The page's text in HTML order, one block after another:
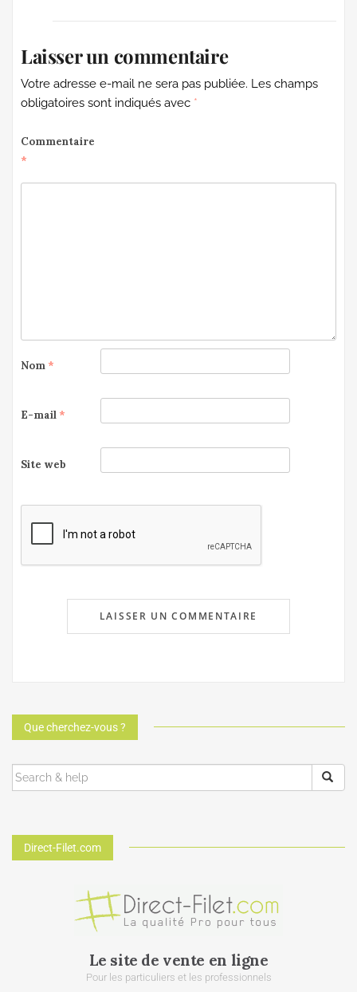
Laisser un commentaire
Votre adresse e-mail ne sera pas publiée. Les champs
obligatoires sont indiqués avec *
Commentaire
*
Nom *
E-mail *
Site web
Que cherchez-vous ?
Direct-Filet.com
Le site de vente en ligne
Pour les particuliers et les professionnels